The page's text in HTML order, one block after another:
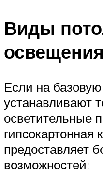
Виды
освещения
Если на
устанавливают
осветительные
гипсокартонная
предоставляет
возможностей: